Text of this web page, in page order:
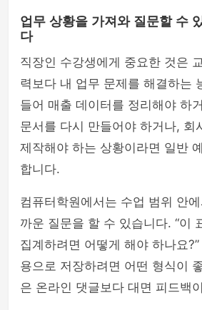
업무 상황을 가져와 질문할 수
다
직장인 수강생에게 중요한 것은
력보다 내 업무 문제를 해결하는
들어 매출 데이터를 정리해야 하
문서를 다시 만들어야 하거나, 회
제작해야 하는 상황이라면 일반
합니다.
컴퓨터학원에서는 수업 범위 안
까운 질문을 할 수 있습니다. “이
집계하려면 어떻게 해야 하나요
용으로 저장하려면 어떤 형식이
은 온라인 댓글보다 대면 피드백